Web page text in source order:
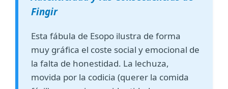
Fingir
Esta fábula de Esopo ilustra de forma
muy gráfica el coste social y emocional de
la falta de honestidad. La lechuza,
movida por la codicia (querer la comida